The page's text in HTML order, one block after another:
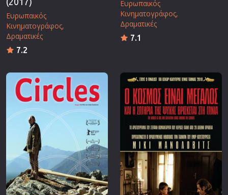
(2017)
Ευρωπαικός
Κινηματογράφος
Δραματικές
7.2
Ευρωπαικός
Κινηματογράφος
Δραματικές
7.1